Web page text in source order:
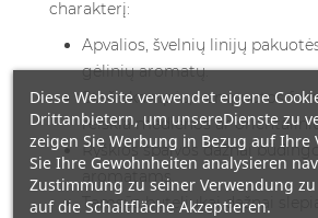
charakterį:
Apvalios, švelnių linijų
gėlinių aromatų.
Stačiakampės, kampuotos
reiškia medienos ar
Ryškios spalvos dažnai
aromatams.
Tamsūs buteliukai dažnai
Diese Website verwendet eigene
Drittanbietern, um unsereDienste zu
zeigen Sie Werbung in Bezug auf Ihre
Sie Ihre Gewohnheiten analysieren
Zustimmung zu seiner Verwendung
auf die Schaltfläche Akzeptieren.